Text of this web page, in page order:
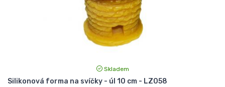
Skladem
Silikonová forma na svíčky - úl 10 cm - LZ058